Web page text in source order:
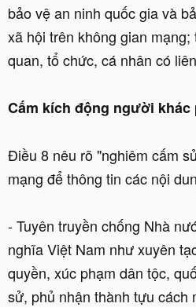
bảo vệ an ninh quốc gia và
xã hội trên không gian
quan, tổ chức, cá nhân có
Cấm kích động người khác
Điều 8 nêu rõ "nghiêm cấm
mạng để thông tin các nội
- Tuyên truyền chống Nhà
nghĩa Việt Nam như xuyên
quyền, xúc phạm dân tộc,
sử, phủ nhận thành tựu cách